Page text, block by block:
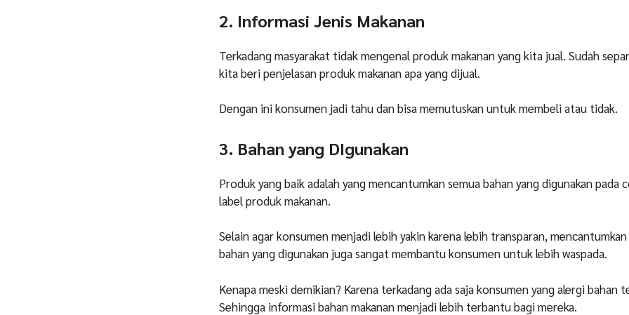
2. Informasi Jenis Makanan
Terkadang masyarakat tidak mengenal produk makanan yang kita jual. Sudah
kita beri penjelasan produk makanan apa yang dijual.
Dengan ini konsumen jadi tahu dan bisa memutuskan untuk membeli atau tidak.
3. Bahan yang DIgunakan
Produk yang baik adalah yang mencantumkan semua bahan yang digunakan pada
label produk makanan.
Selain agar konsumen menjadi lebih yakin karena lebih transparan,
bahan yang digunakan juga sangat membantu konsumen untuk lebih waspada.
Kenapa meski demikian? Karena terkadang ada saja konsumen yang alergi bahan
Sehingga informasi bahan makanan menjadi lebih terbantu bagi mereka.